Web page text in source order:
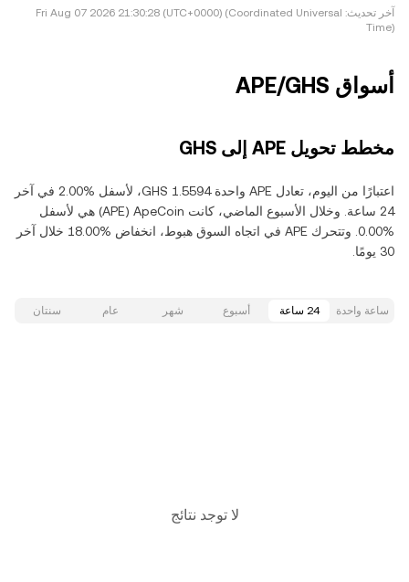
آخر تحديث: Fri Aug 07 2026 21:30:28 (UTC+0000) (Coordinated Universal
Time)
أسواق APE/GHS
مخطط تحويل APE إلى GHS
اعتبارًا من اليوم، تعادل APE واحدة ‏‎‏‎1.5594‏‏ GHS‏، لأسفل‏ ‏‎2.00‎%‎‏ في آخر
24 ساعة. وخلال الأسبوع الماضي، كانت ApeCoin‏ (APE) هي لأسفل‏
‏‎0.00‎%‎‏. وتتحرك APE في اتجاه السوق هبوط‏، انخفاض‏ ‏‎18.00‎%‎‏ خلال آخر
30 يومًا.
ساعة واحدة 24 ساعة أسبوع شهر عام سنتان
لا توجد نتائج